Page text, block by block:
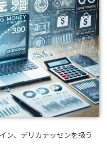
ン、デリカテッセンを扱う